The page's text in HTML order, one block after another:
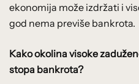
ekonomija može izdržati i
god nema previše bankrota.
Kako okolina visoke
stopa bankrota?